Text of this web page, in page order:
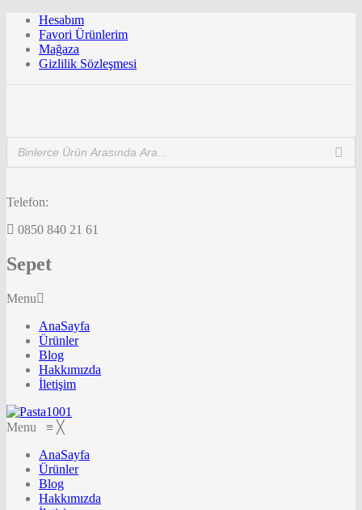
Hesabım
Favori Ürünlerim
Mağaza
Gizlilik Sözleşmesi
Telefon:
0850 840 21 61
Sepet
Menu
AnaSayfa
Ürünler
Blog
Hakkımızda
İletişim
Menu ≡ ╳
AnaSayfa
Ürünler
Blog
Hakkımızda